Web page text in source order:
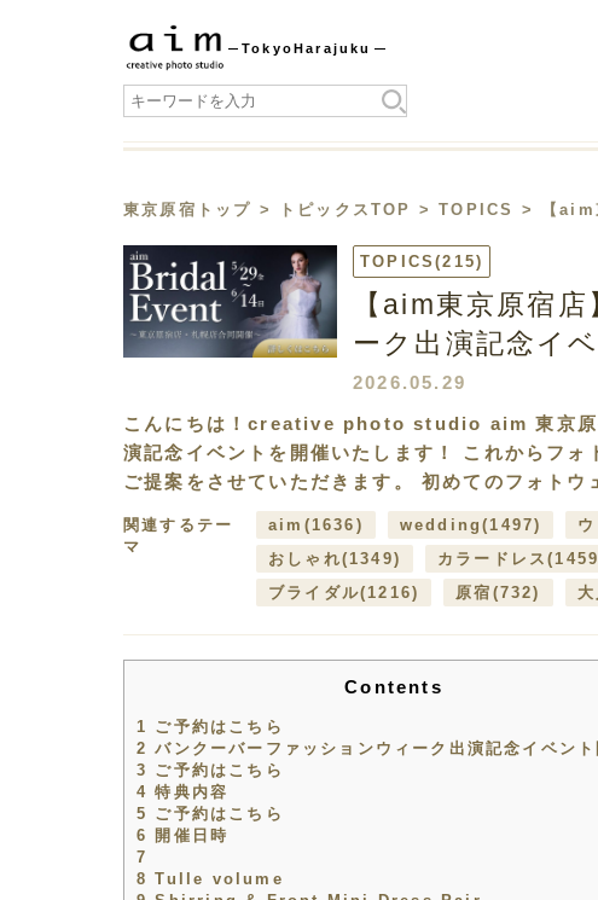
TokyoHarajuku
東京原宿トップ > トピックスTOP >TOPICS > 【aim
TOPICS(215)
【aim東京原宿
ーク出演記念イ
2026.05.29
こんにちは！creative photo studio aim 東京原
演記念イベントを開催いたします！ これからフ
ご提案をさせていただきます。 初めてのフォト
関連するテー
マ
aim (1636) wedding(1497)
おしゃれ(1349) カラードレス
ブライダル(1216) 原宿 (732)
Contents
1 ご予約はこちら
2 バンクーバーファッションウィーク出演記念イベント
3 ご予約はこちら
4 特典内容
5 ご予約はこちら
6
開催日時
7
8 Tulle volume